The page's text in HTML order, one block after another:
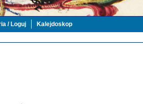
/ Loguj Kalejdoskop